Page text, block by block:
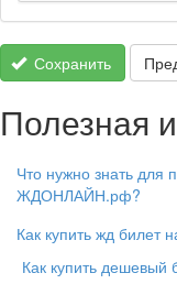
Сохранить
Полезная
Что нужно знать для
ЖДОНЛАЙН.рф?
Как купить жд
Как купить дешевый